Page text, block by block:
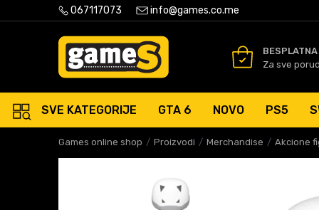
067117073 info@games.co.me
ISPORUKA PORUDŽBINA PREKO 50 EURSIGURNO PLAĆANJE
Za sve
SVE KATEGORIJE GTA 6 NOVO PS5
Games online shop Proizvodi Merchandise Akcione